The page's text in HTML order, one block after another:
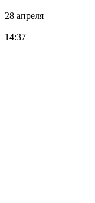
28 апреля
14:37